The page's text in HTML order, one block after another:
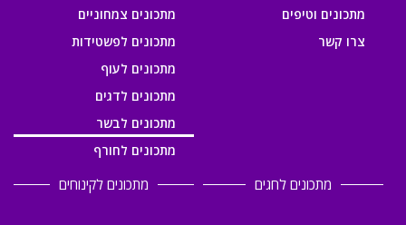
מתכונים וטיפים
צרו קשר
מתכונים צמחוניים
מתכונים לפשטידות
מתכונים לעוף
מתכונים לדגים
מתכונים לבשר
מתכונים לחורף
מתכונים לחגים מתכונים לקינוחים